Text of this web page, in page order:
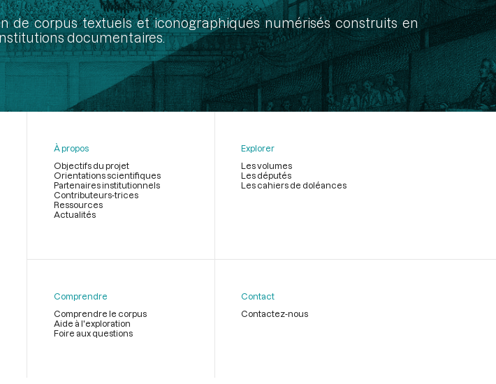
de corpus textuels et iconographiques numérisés construits en
documentaires.
page
À propos
Objectifs du projet
Orientations scientifiques
Partenaires institutionnels
Contributeurs-trices
Ressources
Actualités
Explorer
Les volumes
Les députés
Les cahiers de doléances
Comprendre
Comprendre le corpus
Aide à l'exploration
Foire aux questions
Contact
Contactez-nous